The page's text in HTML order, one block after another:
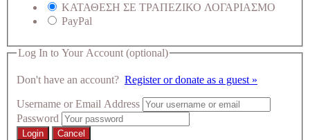
ΚΑΤΑΘΕΣΗ ΣΕ ΤΡΑΠΕΖΙΚΟ ΛΟΓΑΡΙΑΣΜΟ
PayPal
Log In to Your Account (optional)
Don't have an account? Register or donate as a guest »
Username or Email Address
Password